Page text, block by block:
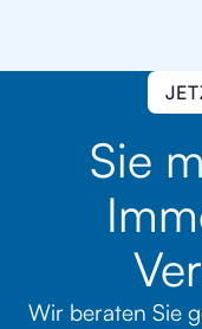
Sie
Wir beraten Sie